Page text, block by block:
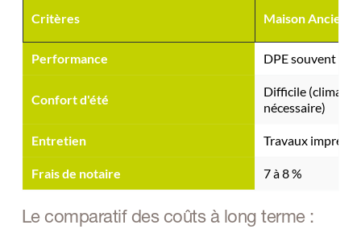
Critères Maison
Performance DPE souvent E, F
Confort d'été
Difficile
nécessaire)
Entretien Travaux
Frais de notaire 7 à 8 %
Le comparatif des coûts à long terme :